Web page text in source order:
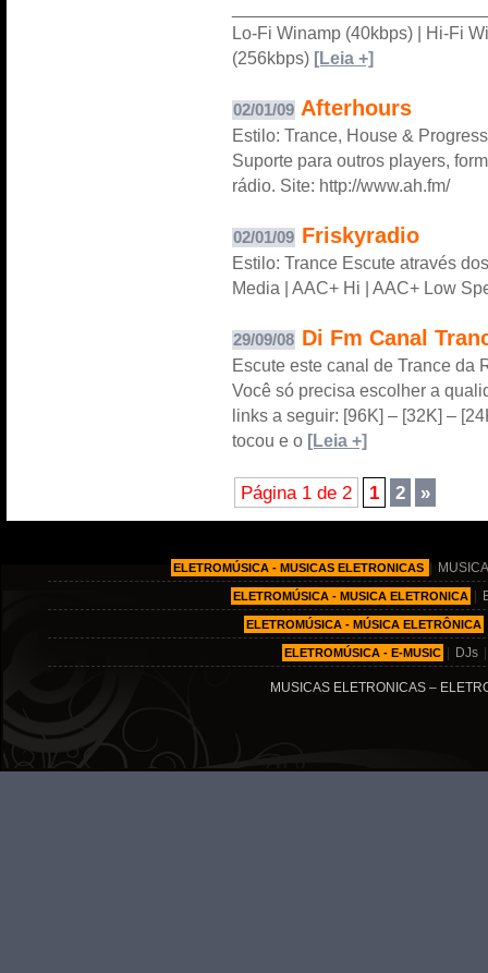
Lo-Fi Winamp (40kbps) | Hi-Fi
(256kbps) [Leia +]
02/01/09 Afterhours
Estilo: Trance, House &
Suporte para outros players,
rádio. Site: http://www.ah.fm/
02/01/09 Friskyradio
Estilo: Trance Escute através
Media | AAC+ Hi | AAC+ Low
29/09/08 Di Fm Canal
Escute este canal de Trance da
Você só precisa escolher a
links a seguir: [96K] – [32K] –
tocou e o [Leia +]
Página 1 de 2 1 2 »
ELETROMÚSICA - MUSICAS ELETRONICAS
ELETROMÚSICA - MUSICA ELETRONICA
ELETROMÚSICA - MÚSICA ELETRÔNICA
ELETROMÚSICA - E-MUSIC DJs
MUSICAS ELETRONICAS –